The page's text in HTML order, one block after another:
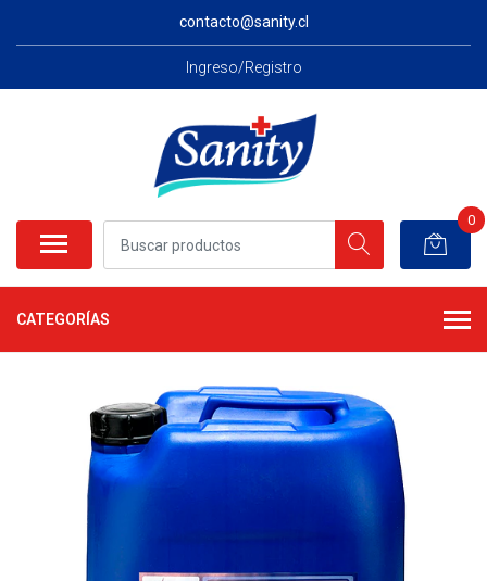
contacto@sanity.cl
Ingreso/Registro
0
CATEGORÍAS